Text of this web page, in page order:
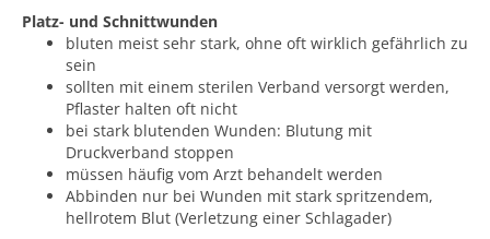
Platz- und Schnittwunden
bluten meist sehr stark, ohne oft wirklich gefährlich zu
sein
sollten mit einem sterilen Verband versorgt werden,
Pflaster halten oft nicht
bei stark blutenden Wunden: Blutung mit
Druckverband stoppen
müssen häufig vom Arzt behandelt werden
Abbinden nur bei Wunden mit stark spritzendem,
hellrotem Blut (Verletzung einer Schlagader)